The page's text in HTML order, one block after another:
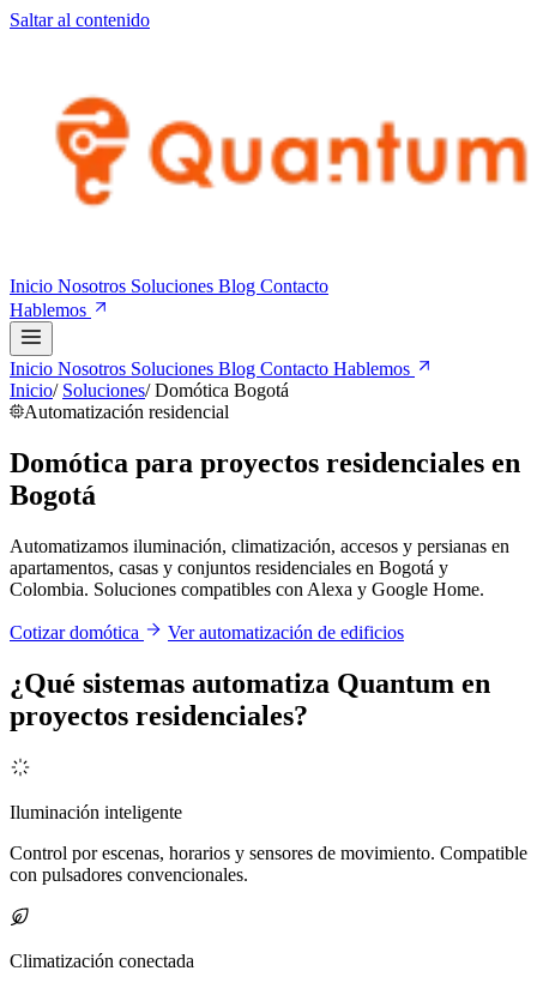
Saltar al contenido
Inicio Nosotros Soluciones Blog Contacto
Hablemos
Inicio Nosotros Soluciones Blog Contacto Hablemos
Inicio/ Soluciones/ Domótica Bogotá
Automatización residencial
Domótica para proyectos residenciales en
Bogotá
Automatizamos iluminación, climatización, accesos y persianas en
apartamentos, casas y conjuntos residenciales en Bogotá y
Colombia. Soluciones compatibles con Alexa y Google Home.
Cotizar domótica Ver automatización de edificios
¿Qué sistemas automatiza Quantum en
proyectos residenciales?
Iluminación inteligente
Control por escenas, horarios y sensores de movimiento. Compatible
con pulsadores convencionales.
Climatización conectada